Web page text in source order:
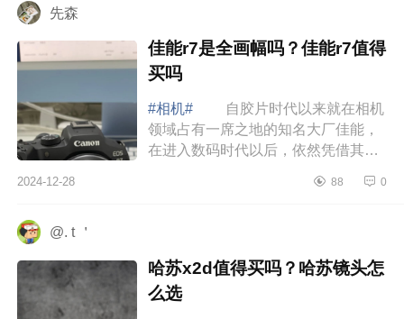
先森
佳能r7是全画幅吗？佳能r7值得
买吗
#相机#
自胶片时代以来就在相机
领域占有一席之地的知名大厂佳能，
在进入数码时代以后，依然凭借其资
原厂镜头群，在一波波竞争下不断维
2024-12-28 88 0
@. t ＇
哈苏x2d值得买吗？哈苏镜头怎
么选